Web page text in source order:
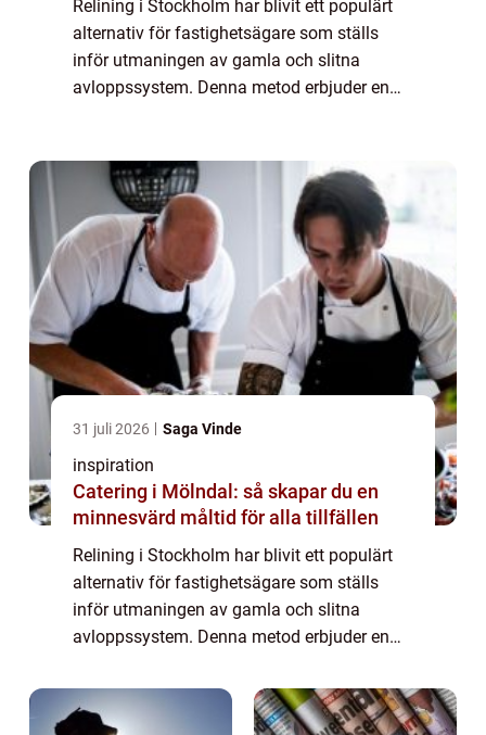
Relining i Stockholm har blivit ett populärt
alternativ för fastighetsägare som ställs
inför utmaningen av gamla och slitna
avloppssystem. Denna metod erbjuder en
31 juli 2026 Saga Vinde
inspiration
Catering i Mölndal: så skapar du en
minnesvärd måltid för alla tillfällen
Relining i Stockholm har blivit ett populärt
alternativ för fastighetsägare som ställs
inför utmaningen av gamla och slitna
avloppssystem. Denna metod erbjuder en
behov av omfatta...